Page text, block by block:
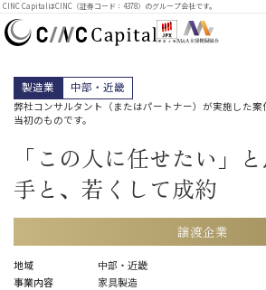
CINC CapitalはCINC（証券コード：4378）のグループ会社です。
製造業 中部・近畿
弊社コンサルタント（またはパートナー）が実施した
当初のものです。
「この人に任せたい」
手と、若くして成約
譲渡企業
地域
中部・近畿
事業内容
家具製造